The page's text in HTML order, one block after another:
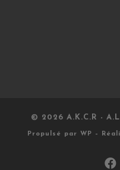
© 2026 A.K.C.R -
Propulsé par WP –